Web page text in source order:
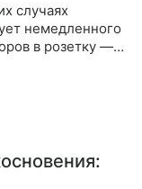
случаях
немедленного
в розетку —